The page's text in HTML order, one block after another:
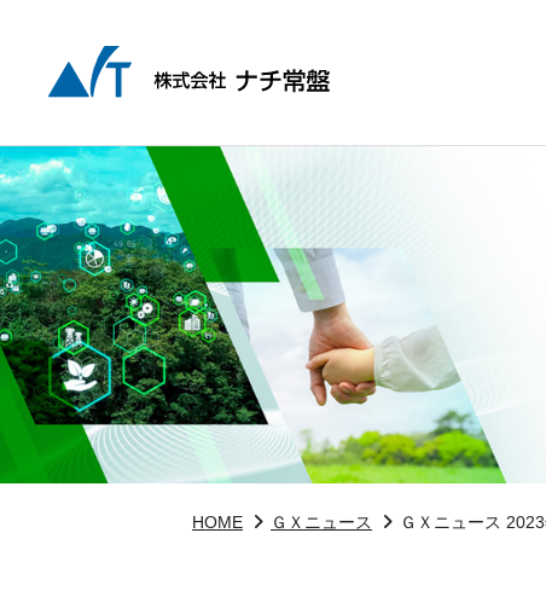
HOME ＧＸニュース ＧＸニュース